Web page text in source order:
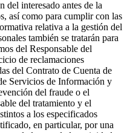
del interesado antes de la
así como para cumplir con las
relativa a la gestión del
también se tratarán para
del Responsable del
de reclamaciones
del Contrato de Cuenta de
Servicios de Información y
del fraude o el
del tratamiento y el
a los especificados
en particular, por una